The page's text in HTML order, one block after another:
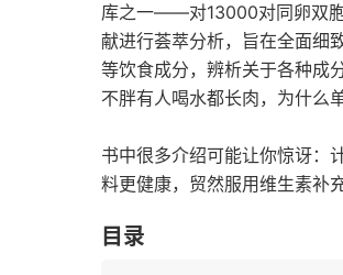
库之一——对13000对同卵双
献进行荟萃分析，旨在全面细
等饮食成分，辨析关于各种成
不胖有人喝水都长肉，为什么
书中很多介绍可能让你惊讶：
料更健康，贸然服用维生素补
目录